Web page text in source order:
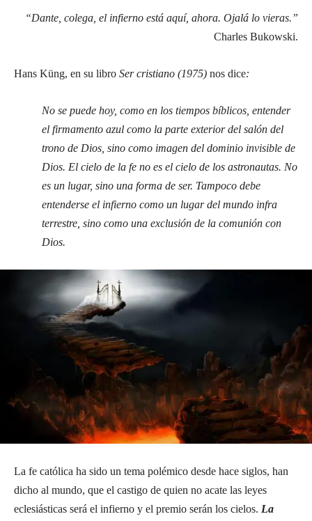
“Dante, colega, el infierno está aquí, ahora. Ojalá lo vieras.”
Charles Bukowski.
Hans Küng, en su libro Ser cristiano (1975) nos dice:
No se puede hoy, como en los tiempos bíblicos, entender
el firmamento azul como la parte exterior del salón del
trono de Dios, sino como imagen del dominio invisible de
Dios. El cielo de la fe no es el cielo de los astronautas. No
es un lugar, sino una forma de ser. Tampoco debe
entenderse el infierno como un lugar del mundo infra
terrestre, sino como una exclusión de la comunión con
Dios.
La fe católica ha sido un tema polémico desde hace siglos, han
dicho al mundo, que el castigo de quien no acate las leyes
eclesiásticas será el infierno y el premio serán los cielos. La